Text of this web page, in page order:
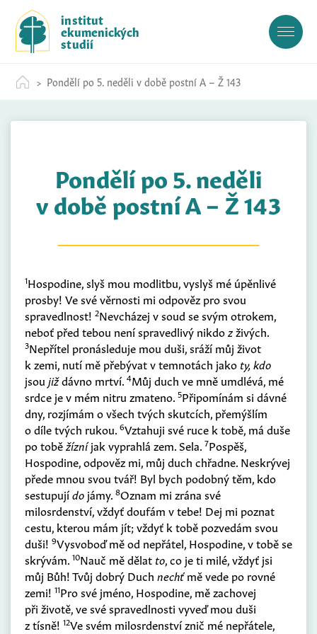
c
institut
ekumenických
studií
Pondělí po 5. neděli v době postní A – Ž 143
Pondělí po 5. neděli
v době postní A – Ž 143
1Hospodine, slyš mou modlitbu, vyslyš mé úpěnlivé
prosby! Ve své věrnosti mi odpověz pro svou
spravedlnost! 2Nevcházej v soud se svým otrokem,
neboť před tebou není spravedlivý nikdozživých.
3Nepřítel pronásleduje mou duši, sráží můj život
k zemi, nutí mě přebývat v temnotách jako ty, kdo
jsou jiždávno mrtví. 4Můj duch ve mně umdlévá, mé
srdce je v mém nitru zmateno. 5Připomínám si dávné
dny, rozjímám o všech tvých skutcích, přemýšlím
o díle tvých rukou. 6Vztahuji své ruce k tobě, má duše
po toběžízníjak vyprahlá zem. Sela. 7Pospěš,
Hospodine, odpověz mi, můj duch chřadne. Neskrývej
přede mnou svou tvář! Byl bych podobný těm, kdo
sestupujído jámy. 8Oznam mi zrána své
milosrdenství, vždyť doufám v tebe! Dej mi poznat
cestu, kterou mám jít; vždyť k tobě pozvedám svou
duši! 9Vysvoboď mě od nepřátel, Hospodine, v tobě se
skrývám. 10Nauč mě dělat to, co je ti milé, vždyť jsi
můj Bůh! Tvůj dobrý Duch nechťmě vede po rovné
zemi! 11Pro své jméno, Hospodine, mě zachovej
při životě, ve své spravedlnosti vyveď mou duši
z tísně! 12Ve svém milosrdenství znič mé nepřátele,